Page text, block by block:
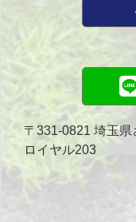
〒331-0821 埼玉
ロイヤル203